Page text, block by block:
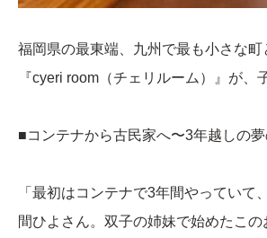
福岡県の最東端、九州で最も小さな
『cyeri room（チェリルーム）』が、
■コンテナから古民家へ〜3年越しの夢
「最初はコンテナで3年間やってい
間ひよさん。双子の姉妹で始めたこ